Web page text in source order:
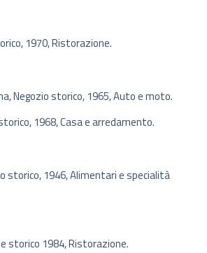
1970, Ristorazione.
Negozio storico, 1965, Auto e moto.
1968, Casa e arredamento.
storico, 1946, Alimentari e specialità
storico 1984, Ristorazione.